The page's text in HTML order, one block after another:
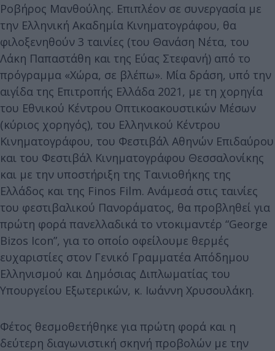
Ροβήρος Μανθούλης. Επιπλέον σε συνεργασία με
την Ελληνική Ακαδημία Κινηματογράφου, θα
φιλοξενηθούν 3 ταινίες (του Θανάση Νέτα, του
Λάκη Παπαστάθη και της Εύας Στεφανή) από το
πρόγραμμα «Χώρα, σε βλέπω». Μία δράση, υπό την
αιγίδα της Επιτροπής Ελλάδα 2021, με τη χορηγία
του Εθνικού Κέντρου Οπτικοακουστικών Μέσων
(κύριος χορηγός), του Ελληνικού Κέντρου
Κινηματογράφου, του Φεστιβάλ Αθηνών Επιδαύρου
και του Φεστιβάλ Κινηματογράφου Θεσσαλονίκης
και με την υποστήριξη της Ταινιοθήκης της
Ελλάδος και της Finos Film. Ανάμεσά στις ταινίες
του φεστιβαλικού Πανοράματος, θα προβληθεί για
πρώτη φορά πανελλαδικά το ντοκιμαντέρ “George
Bizos Icon”, για το οποίο οφείλουμε θερμές
ευχαριστίες στον Γενικό Γραμματέα Απόδημου
Ελληνισμού και Δημόσιας Διπλωματίας του
Υπουργείου Εξωτερικών, κ. Ιωάννη Χρυσουλάκη.
Φέτος θεσμοθετήθηκε για πρώτη φορά και η
δεύτερη διαγωνιστική σκηνή προβολών με την